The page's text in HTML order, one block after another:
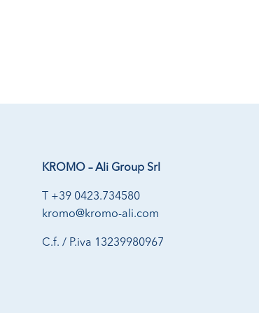
KROMO – Ali Group Srl
T +39 0423.734580
kromo@kromo-ali.com
C.f. / P.iva 13239980967